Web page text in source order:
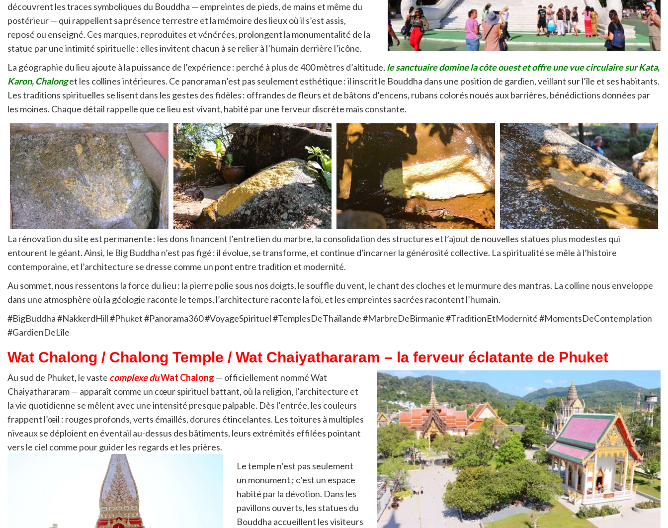
découvrent les traces symboliques du Bouddha — empreintes de pieds, de mains et même du
postérieur — qui rappellent sa présence terrestre et la mémoire des lieux où il s’est assis,
reposé ou enseigné. Ces marques, reproduites et vénérées, prolongent la monumentalité de la
statue par une intimité spirituelle : elles invitent chacun à se relier à l’humain derrière l’icône.
La géographie du lieu ajoute à la puissance de l’expérience : perché à plus de 400 mètres d’altitude, le sanctuaire domine la côte ouest et offre une vue circulaire sur Kata,
Karon, Chalonget les collines intérieures. Ce panorama n’est pas seulement esthétique : il inscrit le Bouddha dans une position de gardien, veillant sur l’île et ses habitants.
Les traditions spirituelles se lisent dans les gestes des fidèles : offrandes de fleurs et de bâtons d’encens, rubans colorés noués aux barrières, bénédictions données par
les moines. Chaque détail rappelle que ce lieu est vivant, habité par une ferveur discrète mais constante.
La rénovation du site est permanente : les dons financent l’entretien du marbre, la consolidation des structures et l’ajout de nouvelles statues plus modestes qui
entourent le géant. Ainsi, le Big Buddha n’est pas figé : il évolue, se transforme, et continue d’incarner la générosité collective. La spiritualité se mêle à l’histoire
contemporaine, et l’architecture se dresse comme un pont entre tradition et modernité.
Au sommet, nous ressentons la force du lieu : la pierre polie sous nos doigts, le souffle du vent, le chant des cloches et le murmure des mantras. La colline nous enveloppe
dans une atmosphère où la géologie raconte le temps, l’architecture raconte la foi, et les empreintes sacrées racontent l’humain.
#BigBuddha #NakkerdHill #Phuket #Panorama360 #VoyageSpirituel #TemplesDeThaïlande #MarbreDeBirmanie #TraditionEtModernité #MomentsDeContemplation
#GardienDeLîle
Wat Chalong / Chalong Temple / Wat Chaiyathararam – la ferveur éclatante de Phuket
Au sud de Phuket, le vaste complexe duWat Chalong — officiellement nomméWat
Chaiyathararam— apparaît comme un cœur spirituel battant, où la religion, l’architecture et
la vie quotidienne se mêlent avec une intensité presque palpable. Dès l’entrée, les couleurs
frappent l’œil : rouges profonds, verts émaillés, dorures étincelantes. Les toitures à multiples
niveaux se déploient en éventail au-dessus des bâtiments, leurs extrémités effilées pointant
vers le ciel comme pour guider les regards et les prières.
Le temple n’est pas seulement
un monument ; c’est un espace
habité par la dévotion. Dans les
pavillons ouverts, les statues du
Bouddha accueillent les visiteurs